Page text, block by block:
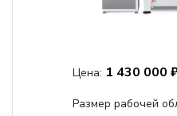
Цена: 1 430 000
Размер рабочей